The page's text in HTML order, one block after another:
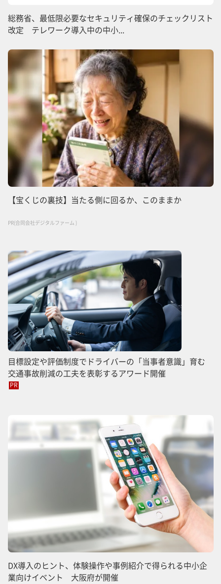
総務省、最低限必要なセキュリティ確保のチェックリスト
改定 テレワーク導入中の中小...
【宝くじの裏技】当たる側に回るか、このままか
PR(合同会社デジタルファーム )
目標設定や評価制度でドライバーの「当事者意識」育む
交通事故削減の工夫を表彰するアワード開催
PR
DX導入のヒント、体験操作や事例紹介で得られる中小企
業向けイベント 大阪府が開催